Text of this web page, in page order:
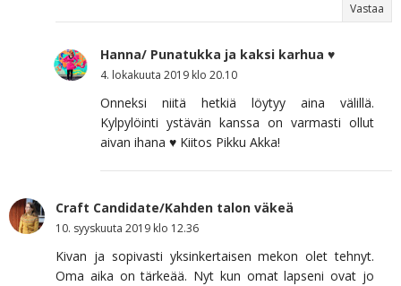
Vastaa
Hanna/ Punatukka ja kaksi karhua ♥
4. lokakuuta 2019 klo 20.10
Onneksi niitä hetkiä löytyy aina välillä.
Kylpylöinti ystävän kanssa on varmasti ollut
aivan ihana ♥ Kiitos Pikku Akka!
Craft Candidate/Kahden talon väkeä
10. syyskuuta 2019 klo 12.36
Kivan ja sopivasti yksinkertaisen mekon olet tehnyt.
Oma aika on tärkeää. Nyt kun omat lapseni ovat jo